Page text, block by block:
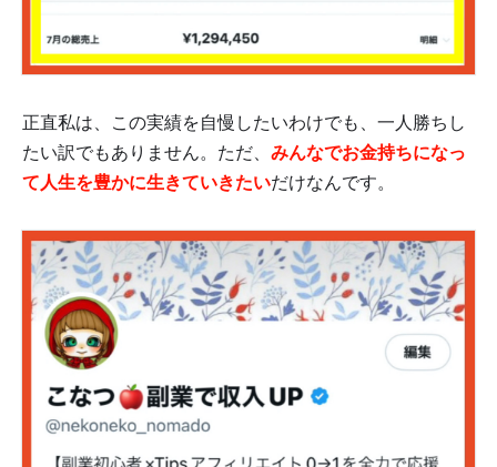
正直私は、この実績を自慢したいわけでも、一人勝ちし
たい訳でもありません。ただ、 みんなでお金持ちになっ
て人生を豊かに生きていきたいだけなんです。